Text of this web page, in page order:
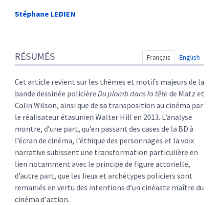
Stéphane LEDIEN
Index
Plan
Texte
Note de fin
Citer cet article
Auteur
RÉSUMÉS Français English
Cet article revient sur les thèmes et motifs majeurs de la
bande dessinée policière Du plomb dans la tête de Matz et
Colin Wilson, ainsi que de sa transposition au cinéma par
le réalisateur étasunien Walter Hill en 2013. L’analyse
montre, d’une part, qu’en passant des cases de la BD à
l’écran de cinéma, l’éthique des personnages et la voix
narrative subissent une transformation particulière en
lien notamment avec le principe de figure actorielle,
d’autre part, que les lieux et archétypes policiers sont
remaniés en vertu des intentions d’un cinéaste maître du
cinéma d'action.